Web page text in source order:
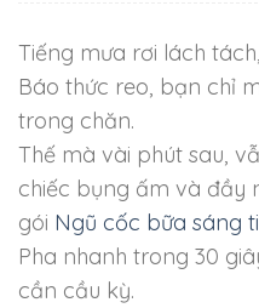
Tiếng mưa rơi lách
Báo thức reo, bạn chỉ
trong chăn.
Thế mà vài phút sau,
chiếc bụng ấm và đầy
gói Ngũ cốc bữa sáng
Pha nhanh trong 30
cần cầu kỳ.